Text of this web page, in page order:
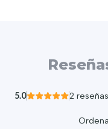
5.0 2 reseñas